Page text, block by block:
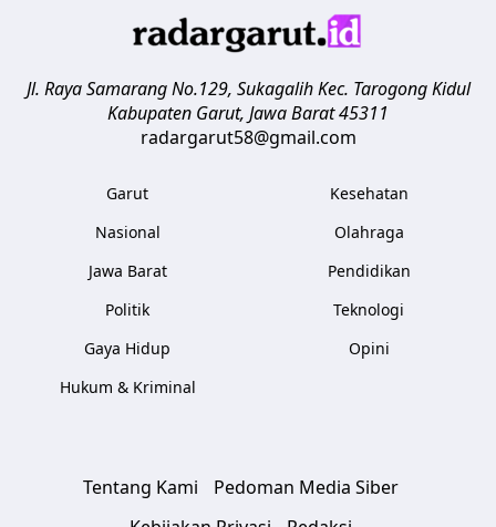
Jl. Raya Samarang No.129, Sukagalih Kec. Tarogong Kidul
Kabupaten Garut, Jawa Barat45311
radargarut58@gmail.com
Garut
Nasional
Jawa Barat
Politik
Gaya Hidup
Hukum & Kriminal
Kesehatan
Olahraga
Pendidikan
Teknologi
Opini
Tentang Kami
Pedoman Media Siber